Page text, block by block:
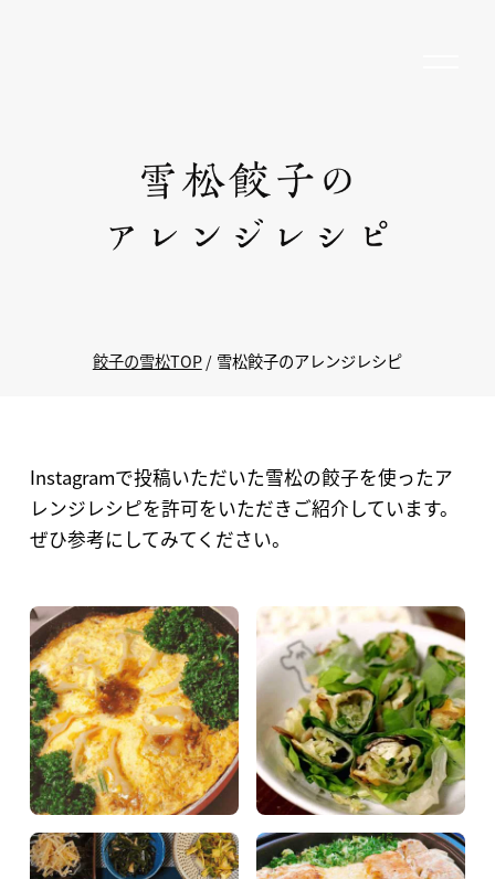
餃子の雪松TOP 雪松餃子のアレンジレシピ
Instagramで投稿いただいた雪松の餃子を使ったア
レンジレシピを許可をいただきご紹介しています。
ぜひ参考にしてみてください。